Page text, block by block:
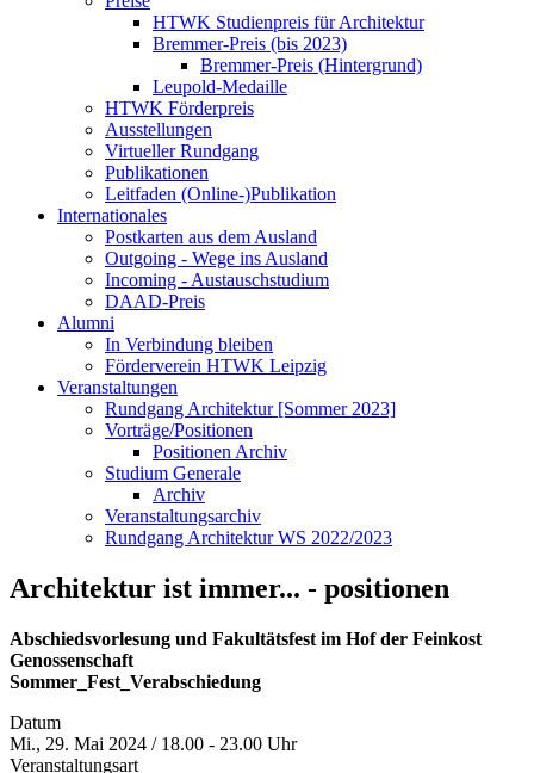
HTWK Studienpreis für Architektur
Bremmer-Preis (bis 2023)
Bremmer-Preis (Hintergrund)
Leupold-Medaille
HTWK Förderpreis
Ausstellungen
Virtueller Rundgang
Publikationen
Leitfaden (Online-)Publikation
Internationales
Postkarten aus dem Ausland
Outgoing - Wege ins Ausland
Incoming - Austauschstudium
DAAD-Preis
Alumni
In Verbindung bleiben
Förderverein HTWK Leipzig
Veranstaltungen
Rundgang Architektur [Sommer 2023]
Vorträge/Positionen
Positionen Archiv
Studium Generale
Archiv
Veranstaltungsarchiv
Rundgang Architektur WS 2022/2023
Architektur ist immer... - positionen
Abschiedsvorlesung und Fakultätsfest im Hof der Feinkost
Genossenschaft
Sommer_Fest_Verabschiedung
Datum
Mi., 29. Mai 2024 / 18.00 - 23.00 Uhr
Veranstaltungsart